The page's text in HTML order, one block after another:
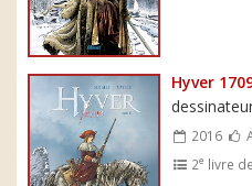
Hyver
2016
2e livre